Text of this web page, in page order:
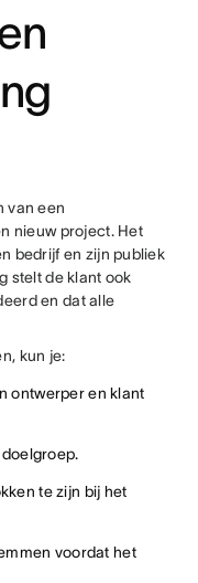
van een
nieuw project. Het
bedrijf en zijn publiek
stelt de klant ook
en dat alle
kun je:
ontwerper en klant
te zijn bij het
voordat het